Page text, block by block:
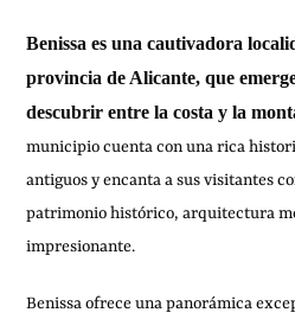
Benissa es una cautivadora
provincia de Alicante, que
descubrir entre la costa y la
municipio cuenta con una rica
antiguos y encanta a sus visitantes
patrimonio histórico, arquitectura
impresionante.
Benissa ofrece una panorámica